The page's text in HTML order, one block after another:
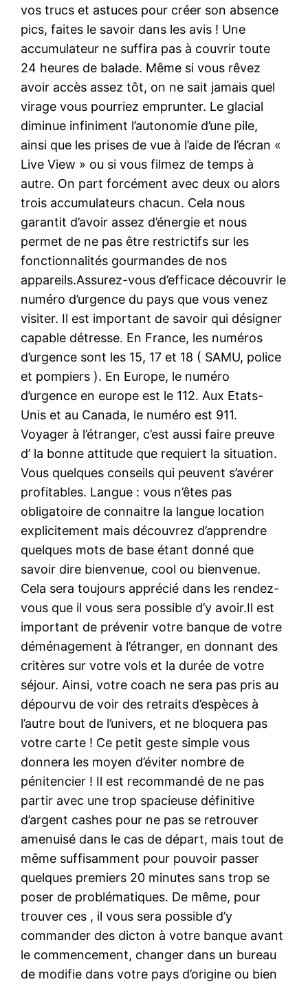
vos trucs et astuces pour créer son absence
pics, faites le savoir dans les avis ! Une
accumulateur ne suffira pas à couvrir toute
24 heures de balade. Même si vous rêvez
avoir accès assez tôt, on ne sait jamais quel
virage vous pourriez emprunter. Le glacial
diminue infiniment l’autonomie d’une pile,
ainsi que les prises de vue à l’aide de l’écran «
Live View » ou si vous filmez de temps à
autre. On part forcément avec deux ou alors
trois accumulateurs chacun. Cela nous
garantit d’avoir assez d’énergie et nous
permet de ne pas être restrictifs sur les
fonctionnalités gourmandes de nos
appareils.Assurez-vous d’efficace découvrir le
numéro d’urgence du pays que vous venez
visiter. Il est important de savoir qui désigner
capable détresse. En France, les numéros
d’urgence sont les 15, 17 et 18 ( SAMU, police
et pompiers ). En Europe, le numéro
d’urgence en europe est le 112. Aux Etats-
Unis et au Canada, le numéro est 911.
Voyager à l’étranger, c’est aussi faire preuve
d’ la bonne attitude que requiert la situation.
Vous quelques conseils qui peuvent s’avérer
profitables. Langue : vous n’êtes pas
obligatoire de connaitre la langue location
explicitement mais découvrez d’apprendre
quelques mots de base étant donné que
savoir dire bienvenue, cool ou bienvenue.
Cela sera toujours apprécié dans les rendez-
vous que il vous sera possible d’y avoir.Il est
important de prévenir votre banque de votre
déménagement à l’étranger, en donnant des
critères sur votre vols et la durée de votre
séjour. Ainsi, votre coach ne sera pas pris au
dépourvu de voir des retraits d’espèces à
l’autre bout de l’univers, et ne bloquera pas
votre carte ! Ce petit geste simple vous
donnera les moyen d’éviter nombre de
pénitencier ! Il est recommandé de ne pas
partir avec une trop spacieuse définitive
d’argent cashes pour ne pas se retrouver
amenuisé dans le cas de départ, mais tout de
même suffisamment pour pouvoir passer
quelques premiers 20 minutes sans trop se
poser de problématiques. De même, pour
trouver ces , il vous sera possible d’y
commander des dicton à votre banque avant
le commencement, changer dans un bureau
de modifie dans votre pays d’origine ou bien